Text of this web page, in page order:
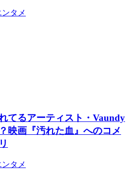
ンタメ
てるアーティスト・Vaundy
映画『汚れた血』へのコメ
ンタメ